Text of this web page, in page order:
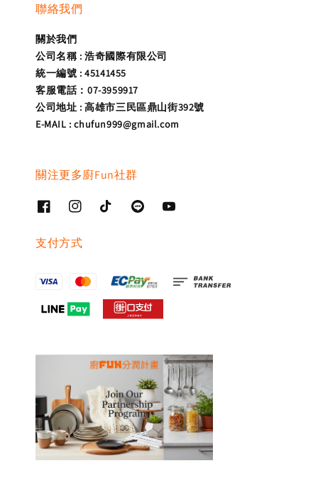
聯絡我們
關於我們
公司名稱 : 浩奇國際有限公司
統一編號 : 45141455
客服電話：07-3959917
公司地址 : 高雄市三民區鼎山街392號
E-MAIL : chufun999@gmail.com
關注更多廚Fun社群
支付方式